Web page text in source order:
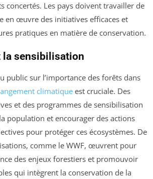
concertés. Les pays doivent travailler de
en œuvre des initiatives efficaces et
pratiques en matière de conservation.
la sensibilisation
public sur l’importance des forêts dans
climatique est cruciale. Des
et des programmes de sensibilisation
population et encourager des actions
pour protéger ces écosystèmes. De
comme le WWF, œuvrent pour
des enjeux forestiers et promouvoir
qui intègrent la conservation de la